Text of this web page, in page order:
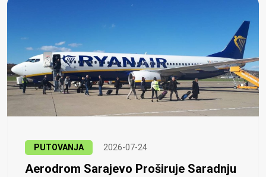
PUTOVANJA 2026-07-24
Aerodrom Sarajevo Proširuje Saradnju